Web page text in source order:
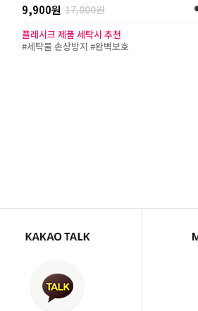
9,900원 17,800원
플레시크 제품 세탁시 추천
#세탁물 손상방지 #완벽보호